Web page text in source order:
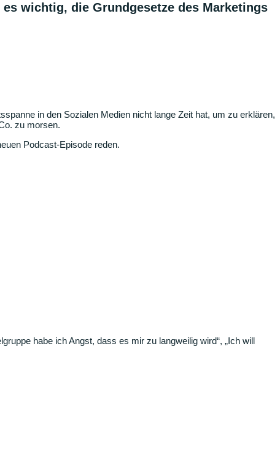
wichtig, die Grundgesetze des Marketings
in den Sozialen Medien nicht lange Zeit hat, um zu erklären,
zu morsen.
Podcast-Episode reden.
habe ich Angst, dass es mir zu langweilig wird“, „Ich will